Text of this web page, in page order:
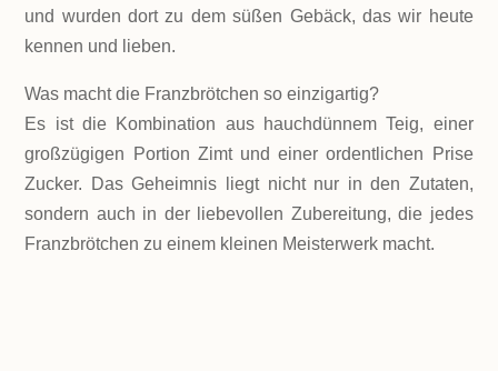
und wurden dort zu dem süßen Gebäck, das wir heute
kennen und lieben.
Was macht die Franzbrötchen so einzigartig?
Es ist die Kombination aus hauchdünnem Teig, einer
großzügigen Portion Zimt und einer ordentlichen Prise
Zucker. Das Geheimnis liegt nicht nur in den Zutaten,
sondern auch in der liebevollen Zubereitung, die jedes
Franzbrötchen zu einem kleinen Meisterwerk macht.